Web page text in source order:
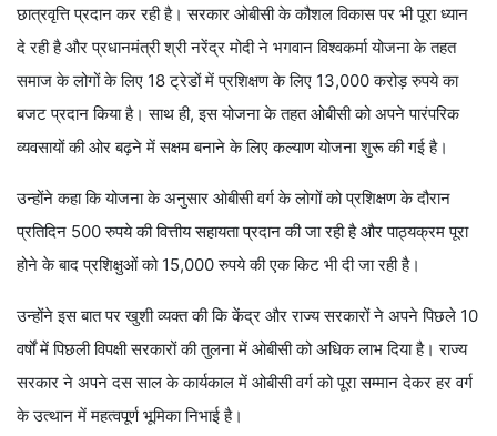
छात्रवृत्ति प्रदान कर रही है। सरकार ओबीसी के कौशल विकास पर भी पूरा ध्यान
दे रही है और प्रधानमंत्री श्री नरेंद्र मोदी ने भगवान विश्वकर्मा योजना के तहत
समाज के लोगों के लिए 18 ट्रेडों में प्रशिक्षण के लिए 13,000 करोड़ रुपये का
बजट प्रदान किया है। साथ ही, इस योजना के तहत ओबीसी को अपने पारंपरिक
व्यवसायों की ओर बढ़ने में सक्षम बनाने के लिए कल्याण योजना शुरू की गई है।
उन्होंने कहा कि योजना के अनुसार ओबीसी वर्ग के लोगों को प्रशिक्षण के दौरान
प्रतिदिन 500 रुपये की वित्तीय सहायता प्रदान की जा रही है और पाठ्यक्रम पूरा
होने के बाद प्रशिक्षुओं को 15,000 रुपये की एक किट भी दी जा रही है।
उन्होंने इस बात पर खुशी व्यक्त की कि केंद्र और राज्य सरकारों ने अपने पिछले 10
वर्षों में पिछली विपक्षी सरकारों की तुलना में ओबीसी को अधिक लाभ दिया है। राज्य
सरकार ने अपने दस साल के कार्यकाल में ओबीसी वर्ग को पूरा सम्मान देकर हर वर्ग
के उत्थान में महत्वपूर्ण भूमिका निभाई है।